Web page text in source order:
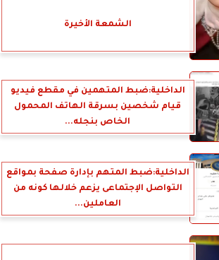
الشمعة الأخيرة
الداخلية:ضبط المتهمين في مقطع فيديو
قيام شخصين بسرقة الهاتف المحمول
الخاص بنجله...
الداخلية:ضبط المتهم بإدارة صفحة بمواقع
التواصل الإجتماعى يزعم خلالها كونه من
العاملين...